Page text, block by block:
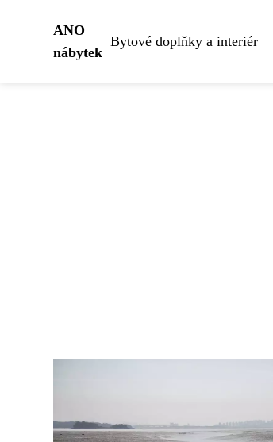
ANO
nábytek
Bytové doplňky a interiér